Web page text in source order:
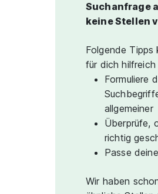
Suchanfrage
keine Stellen
Folgende Tipps
für dich hilfreich
Formuliere
allgemeiner
Überprüfe,
richtig
Passe
Wir haben